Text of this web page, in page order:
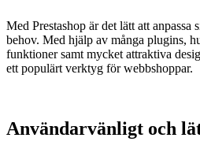
Med Prestashop är det lätt att anpassa
behov. Med hjälp av många plugins,
funktioner samt mycket attraktiva
ett populärt verktyg för webbshoppar.
Användarvänligt och